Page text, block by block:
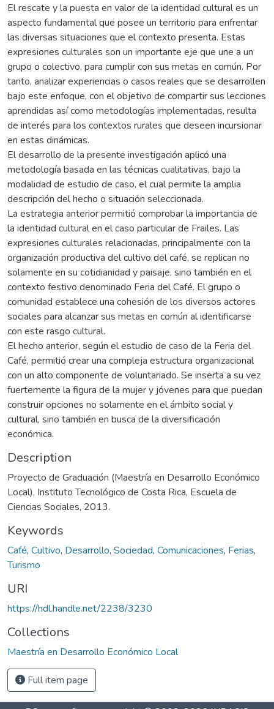
El rescate y la puesta en valor de la identidad cultural es un
aspecto fundamental que posee un territorio para enfrentar
las diversas situaciones que el contexto presenta. Estas
expresiones culturales son un importante eje que une a un
grupo o colectivo, para cumplir con sus metas en común. Por
tanto, analizar experiencias o casos reales que se desarrollen
bajo este enfoque, con el objetivo de compartir sus lecciones
aprendidas así como metodologías implementadas, resulta
de interés para los contextos rurales que deseen incursionar
en estas dinámicas.
El desarrollo de la presente investigación aplicó una
metodología basada en las técnicas cualitativas, bajo la
modalidad de estudio de caso, el cual permite la amplia
descripción del hecho o situación seleccionada.
La estrategia anterior permitió comprobar la importancia de
la identidad cultural en el caso particular de Frailes. Las
expresiones culturales relacionadas, principalmente con la
organización productiva del cultivo del café, se replican no
solamente en su cotidianidad y paisaje, sino también en el
contexto festivo denominado Feria del Café. El grupo o
comunidad establece una cohesión de los diversos actores
sociales para alcanzar sus metas en común al identificarse
con este rasgo cultural.
El hecho anterior, según el estudio de caso de la Feria del
Café, permitió crear una compleja estructura organizacional
con un alto componente de voluntariado. Se inserta a su vez
fuertemente la figura de la mujer y jóvenes para que puedan
construir opciones no solamente en el ámbito social y
cultural, sino también en busca de la diversificación
económica.
Description
Proyecto de Graduación (Maestría en Desarrollo Económico
Local), Instituto Tecnológico de Costa Rica, Escuela de
Ciencias Sociales, 2013.
Keywords
Café, Cultivo, Desarrollo, Sociedad, Comunicaciones, Ferias,
Turismo
URI
https://hdl.handle.net/2238/3230
Collections
Maestría en Desarrollo Económico Local
Full item page